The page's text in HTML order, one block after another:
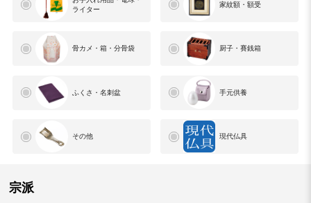
ライター
家紋額・額受
骨カメ・箱・分骨袋 厨子・賽銭箱
ふくさ・名刺盆 手元供養
その他 現代仏具
宗派